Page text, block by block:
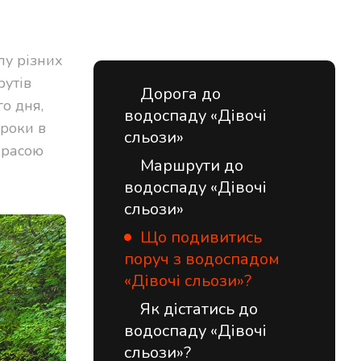
різних
дня,
в
Дорога до
водоспаду «Дівочі
сльози»
Маршрути до
водоспаду «Дівочі
сльози»
Що подивитись
поруч з водоспадом
«Дівочі сльози»?
Як дістатись до
водоспаду «Дівочі
сльози»?